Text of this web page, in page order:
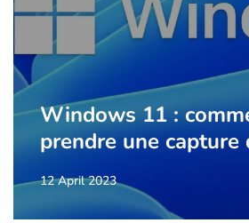
Windows 11 :
prendre une capture
12 April 2023